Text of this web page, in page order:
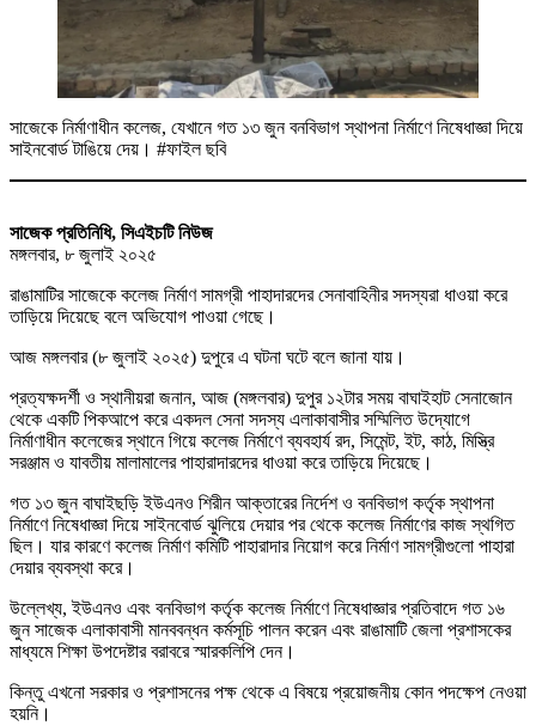
সাজেকে নির্মাণাধীন কলেজ, যেখানে গত ১৩ জুন বনবিভাগ স্থাপনা নির্মাণে নিষেধাজ্ঞা দিয়ে
সাইনবোর্ড টাঙিয়ে দেয়। #ফাইল ছবি
সাজেক প্রতিনিধি, সিএইচটি নিউজ
মঙ্গলবার, ৮ জুলাই ২০২৫
রাঙামাটির সাজেকে কলেজ নির্মাণ সামগ্রী পাহাদারদের সেনাবাহিনীর সদস্যরা ধাওয়া করে
তাড়িয়ে দিয়েছে বলে অভিযোগ পাওয়া গেছে।
আজ মঙ্গলবার (৮ জুলাই ২০২৫) দুপুরে এ ঘটনা ঘটে বলে জানা যায়।
প্রত্যক্ষদর্শী ও স্থানীয়রা জনান, আজ (মঙ্গলবার) দুপুর ১২টার সময় বাঘাইহাট সেনাজোন
থেকে একটি পিকআপে করে একদল সেনা সদস্য এলাকাবাসীর সম্মিলিত উদ্যোগে
নির্মাণাধীন কলেজের স্থানে গিয়ে কলেজ নির্মাণে ব্যবহার্য রদ, সিমেন্ট, ইট, কাঠ, মিস্ত্রি
সরঞ্জাম ও যাবতীয় মালামালের পাহারাদারদের ধাওয়া করে তাড়িয়ে দিয়েছে।
গত ১৩ জুন বাঘাইছড়ি ইউএনও শিরীন আক্তারের নির্দেশ ও বনবিভাগ কর্তৃক স্থাপনা
নির্মাণে নিষেধাজ্ঞা দিয়ে সাইনবোর্ড ঝুলিয়ে দেয়ার পর থেকে কলেজ নির্মাণের কাজ স্থগিত
ছিল। যার কারণে কলেজ নির্মাণ কমিটি পাহারাদার নিয়োগ করে নির্মাণ সামগ্রীগুলো পাহারা
দেয়ার ব্যবস্থা করে।
উল্লেখ্য, ইউএনও এবং বনবিভাগ কর্তৃক কলেজ নির্মাণে নিষেধাজ্ঞার প্রতিবাদে গত ১৬
জুন সাজেক এলাকাবাসী মানববন্ধন কর্মসূচি পালন করেন এবং রাঙামাটি জেলা প্রশাসকের
মাধ্যমে শিক্ষা উপদেষ্টার বরাবরে স্মারকলিপি দেন।
কিন্তু এখনো সরকার ও প্রশাসনের পক্ষ থেকে এ বিষয়ে প্রয়োজনীয় কোন পদক্ষেপ নেওয়া
হয়নি।